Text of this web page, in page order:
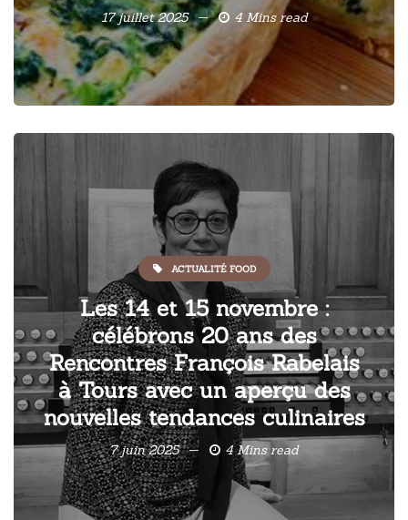
17 juillet 2025 4 Mins read
ACTUALITÉ FOOD
Les 14 et 15 novembre :
célébrons 20 ans des
Rencontres François Rabelais
à Tours avec un aperçu des
nouvelles tendances culinaires
7 juin 2025 4 Mins read